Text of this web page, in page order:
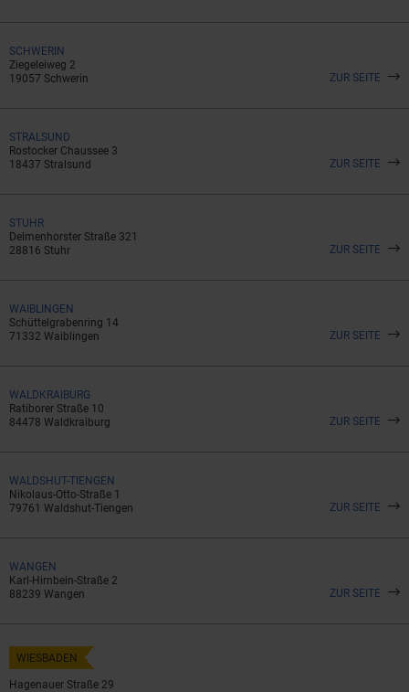
SCHWERIN
Ziegeleiweg 2
19057 Schwerin
ZUR SEITE
STRALSUND
Rostocker Chaussee 3
18437 Stralsund
ZUR SEITE
STUHR
Delmenhorster Straße 321
28816 Stuhr
ZUR SEITE
WAIBLINGEN
Schüttelgrabenring 14
71332 Waiblingen
ZUR SEITE
WALDKRAIBURG
Ratiborer Straße 10
84478 Waldkraiburg
ZUR SEITE
WALDSHUT-TIENGEN
Nikolaus-Otto-Straße 1
79761 Waldshut-Tiengen
ZUR SEITE
WANGEN
Karl-Hirnbein-Straße 2
88239 Wangen
ZUR SEITE
WIESBADEN
Hagenauer Straße 29